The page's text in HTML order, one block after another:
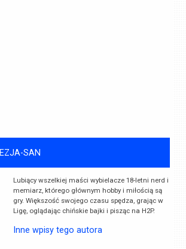
SAN
Lubiący wszelkiej maści wybielacze 18-letni nerd i
memiarz, którego głównym hobby i miłością są
gry. Większość swojego czasu spędza, grając w
Ligę, oglądając chińskie bajki i pisząc na H2P.
Inne wpisy tego autora